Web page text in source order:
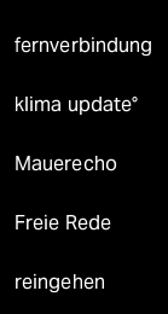
fernverbindung
klima update°
Mauerecho
Freie Rede
reingehen